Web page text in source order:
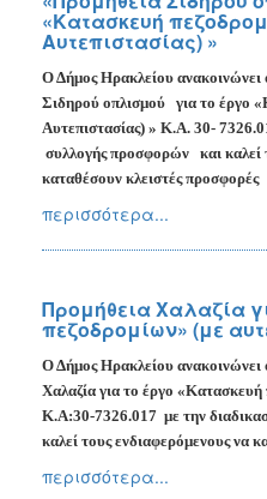
«Κατασκευή
Αυτεπιστασίας) »
Ο Δήμος Ηρακλείου ανακοινώνει
Σιδηρού οπλισμού για το έργο
Αυτεπιστασίας) » Κ.Α. 30-
συλλογής προσφορών και
καταθέσουν κλειστές προσφορές
περισσότερα...
Προμήθεια Χαλαζία
πεζοδρομίων» (με
Ο Δήμος Ηρακλείου ανακοινώνει
Χαλαζία για το έργο «Κατασκευή
Κ.Α:30-7326.017 με την
καλεί τους ενδιαφερόμενους να
περισσότερα...